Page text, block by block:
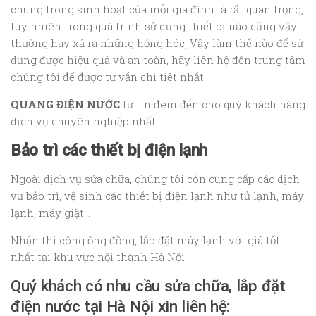
chung trong sinh hoạt của mỗi gia đình là rất quan trọng,
tuy nhiên trong quá trình sử dụng thiết bị nào cũng vậy
thường hay xả ra những hỏng hóc, Vậy làm thế nào để sử
dụng được hiệu quả và an toàn, hãy liên hệ đến trung tâm
chúng tôi để được tư vấn chi tiết nhất.
QUANG ĐIỆN NƯỚC tự tin đem đến cho quý khách hàng
dịch vụ chuyên nghiệp nhất.
Bảo trì các thiết bị điện lạnh
Ngoài dịch vụ sửa chữa, chúng tôi còn cung cấp các dịch
vụ bảo trì, vệ sinh các thiết bị điện lạnh như tủ lạnh, máy
lạnh, máy giặt…
Nhận thi công ống đồng, lắp đặt máy lạnh với giá tốt
nhất tại khu vực nội thành Hà Nội
Quý khách có nhu cầu sửa chữa, lắp đặt
điện nước tại Hà Nội xin liên hệ: